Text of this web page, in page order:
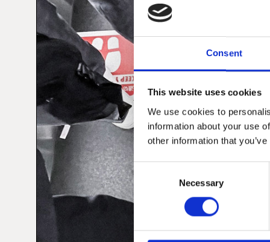
Consent
This website uses cookies
We use cookies to
information about your use
other information that
Consent
Selection
Necessary